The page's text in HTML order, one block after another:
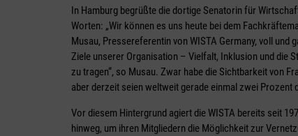
In Hamburg begrüßte die dortige Senatorin für
Worten: „Wir können es uns heute bei dem
Musau, Pressereferentin von WISTA Germany, voll
Ziele unserer Organisation – Vielfalt, Inklusion und die
zu tragen“, so Musau. Zwar habe die Sichtbarkeit von
aber derzeit seien weltweit gerade einmal zwei Prozent
Vor diesem Hintergrund agiert die WISTA bereits seit
hinweg, um ihren Mitgliedern die Möglichkeit zur